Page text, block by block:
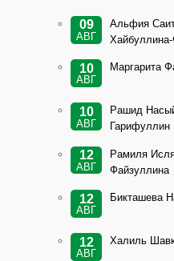
09
АВГ
Альфия
10
АВГ
Маргарита
10
АВГ
Рашид
Гарифуллин
12
АВГ
Рамиля
Файзуллина
12
АВГ
Бикташева
12
АВГ
Халиль